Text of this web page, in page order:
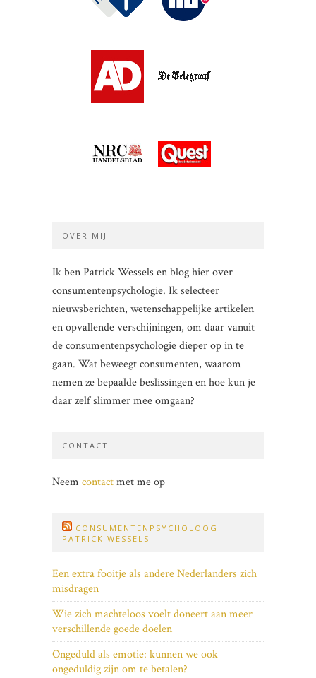
OVER MIJ
Ik ben Patrick Wessels en blog hier over
consumentenpsychologie. Ik selecteer
nieuwsberichten, wetenschappelijke artikelen
en opvallende verschijningen, om daar vanuit
de consumentenpsychologie dieper op in te
gaan. Wat beweegt consumenten, waarom
nemen ze bepaalde beslissingen en hoe kun je
daar zelf slimmer mee omgaan?
CONTACT
Neem contactmet me op
CONSUMENTENPSYCHOLOOG |
PATRICK WESSELS
Een extra fooitje als andere Nederlanders zich
misdragen
Wie zich machteloos voelt doneert aan meer
verschillende goede doelen
Ongeduld als emotie: kunnen we ook
ongeduldig zijn om te betalen?